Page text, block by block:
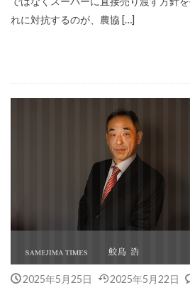
れに対抗するのが、農協 […]
2025年5月25日 2025年5月22日